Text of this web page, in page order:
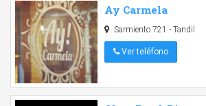
Ay Carmela
Sarmiento 721 - Tandil
Ver teléfono